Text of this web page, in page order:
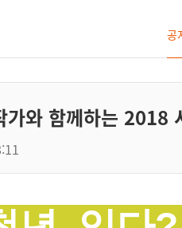
공
가와 함께하는 2018